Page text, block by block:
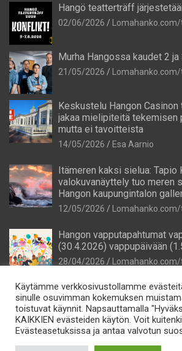
Hangö teatterträff
02/06/2026
Murha Hangossa kaudet 2 ja
21/05/2026
Keskustelu Hangon
jakaa mielipiteitä tekemisen
mutta ei tavoitteista
14/05/2026 Esa Aarnio
Itämeren kaksi sielua: Tapio
valokuvanäyttely tuo meren
Hangon kaupungintalon
12/05/2026
Hangon vapputapahtumat
(30.4.2026) vappupäivään
28/04/2026
Tietosuoja
Käytämme verkkosivustollamme
sinulle osuvimman kokemuksen
toistuvat käynnit. Napsauttamalla
KAIKKIEN evästeiden käytön. Voit
Evästeasetuksissa ja antaa valvotun